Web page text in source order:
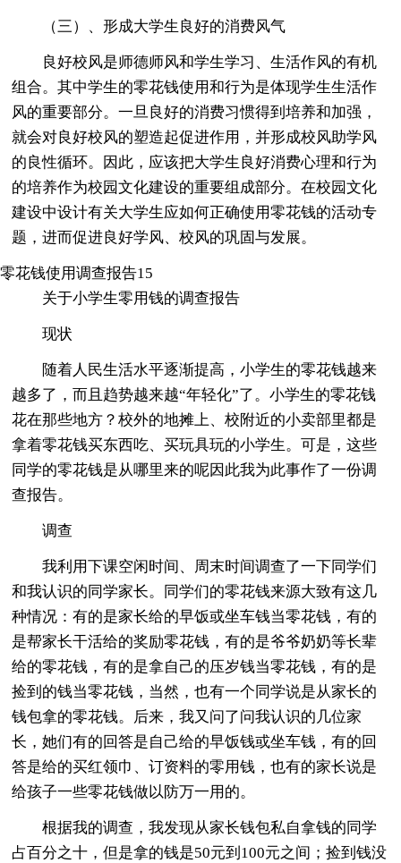
（三）、形成大学生良好的消费风气
良好校风是师德师风和学生学习、生活作风的有机
组合。其中学生的零花钱使用和行为是体现学生生活作
风的重要部分。一旦良好的消费习惯得到培养和加强，
就会对良好校风的塑造起促进作用，并形成校风助学风
的良性循环。因此，应该把大学生良好消费心理和行为
的培养作为校园文化建设的重要组成部分。在校园文化
建设中设计有关大学生应如何正确使用零花钱的活动专
题，进而促进良好学风、校风的巩固与发展。
零花钱使用调查报告15
关于小学生零用钱的调查报告
现状
随着人民生活水平逐渐提高，小学生的零花钱越来
越多了，而且趋势越来越“年轻化”了。小学生的零花钱
花在那些地方？校外的地摊上、校附近的小卖部里都是
拿着零花钱买东西吃、买玩具玩的小学生。可是，这些
同学的零花钱是从哪里来的呢因此我为此事作了一份调
查报告。
调查
我利用下课空闲时间、周末时间调查了一下同学们
和我认识的同学家长。同学们的零花钱来源大致有这几
种情况：有的是家长给的早饭或坐车钱当零花钱，有的
是帮家长干活给的奖励零花钱，有的是爷爷奶奶等长辈
给的零花钱，有的是拿自己的压岁钱当零花钱，有的是
捡到的钱当零花钱，当然，也有一个同学说是从家长的
钱包拿的零花钱。后来，我又问了问我认识的几位家
长，她们有的回答是自己给的早饭钱或坐车钱，有的回
答是给的买红领巾、订资料的零用钱，也有的家长说是
给孩子一些零花钱做以防万一用的。
根据我的调查，我发现从家长钱包私自拿钱的同学
占百分之十，但是拿的钱是50元到100元之间；捡到钱没